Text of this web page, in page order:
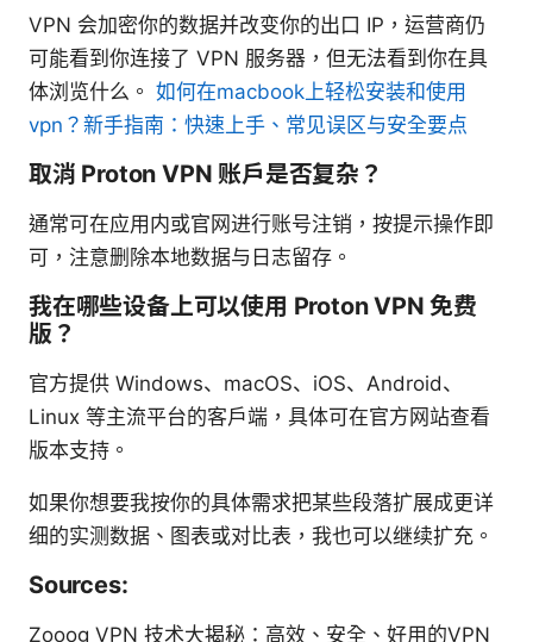
VPN 会加密你的数据并改变你的出口 IP，运营商仍
可能看到你连接了 VPN 服务器，但无法看到你在具
体浏览什么。 如何在macbook上轻松安装和使用
vpn？新手指南：快速上手、常见误区与安全要点
取消 Proton VPN 账户是否复杂？
通常可在应用内或官网进行账号注销，按提示操作即
可，注意删除本地数据与日志留存。
我在哪些设备上可以使用 Proton VPN 免费
版？
官方提供 Windows、macOS、iOS、Android、
Linux 等主流平台的客户端，具体可在官方网站查看
版本支持。
如果你想要我按你的具体需求把某些段落扩展成更详
细的实测数据、图表或对比表，我也可以继续扩充。
Sources:
Zooog VPN 技术大揭秘：高效、安全、好用的VPN